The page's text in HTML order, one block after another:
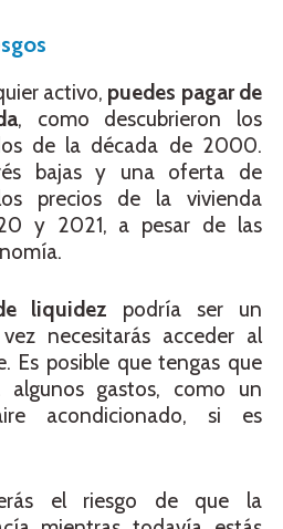
activo, puedes pagar de
, como descubrieron los
de la década de 2000.
bajas y una oferta de
precios de la vivienda
y 2021, a pesar de las
liquidez podría ser un
necesitarás acceder al
Es posible que tengas que
gastos, como un
acondicionado, si es
el riesgo de que la